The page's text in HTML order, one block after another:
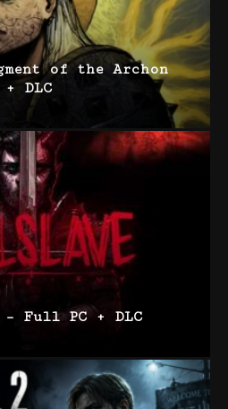
of the Archon
DLC
Full PC + DLC